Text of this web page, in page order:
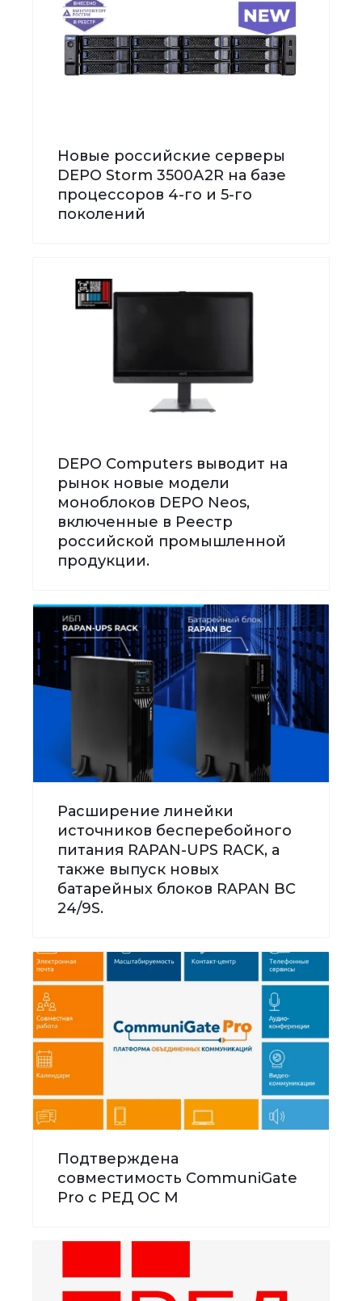
Новые российские серверы
DEPO Storm 3500А2R на базе
процессоров 4-го и 5-го
поколений
DEPO Computers выводит на
рынок новые модели
моноблоков DEPO Neos,
включенные в Реестр
российской промышленной
продукции.
Расширение линейки
источников бесперебойного
питания RAPAN-UPS RACK, а
также выпуск новых
батарейных блоков RAPAN BC
24/9S.
Подтверждена
совместимость CommuniGate
Pro с РЕД ОС М